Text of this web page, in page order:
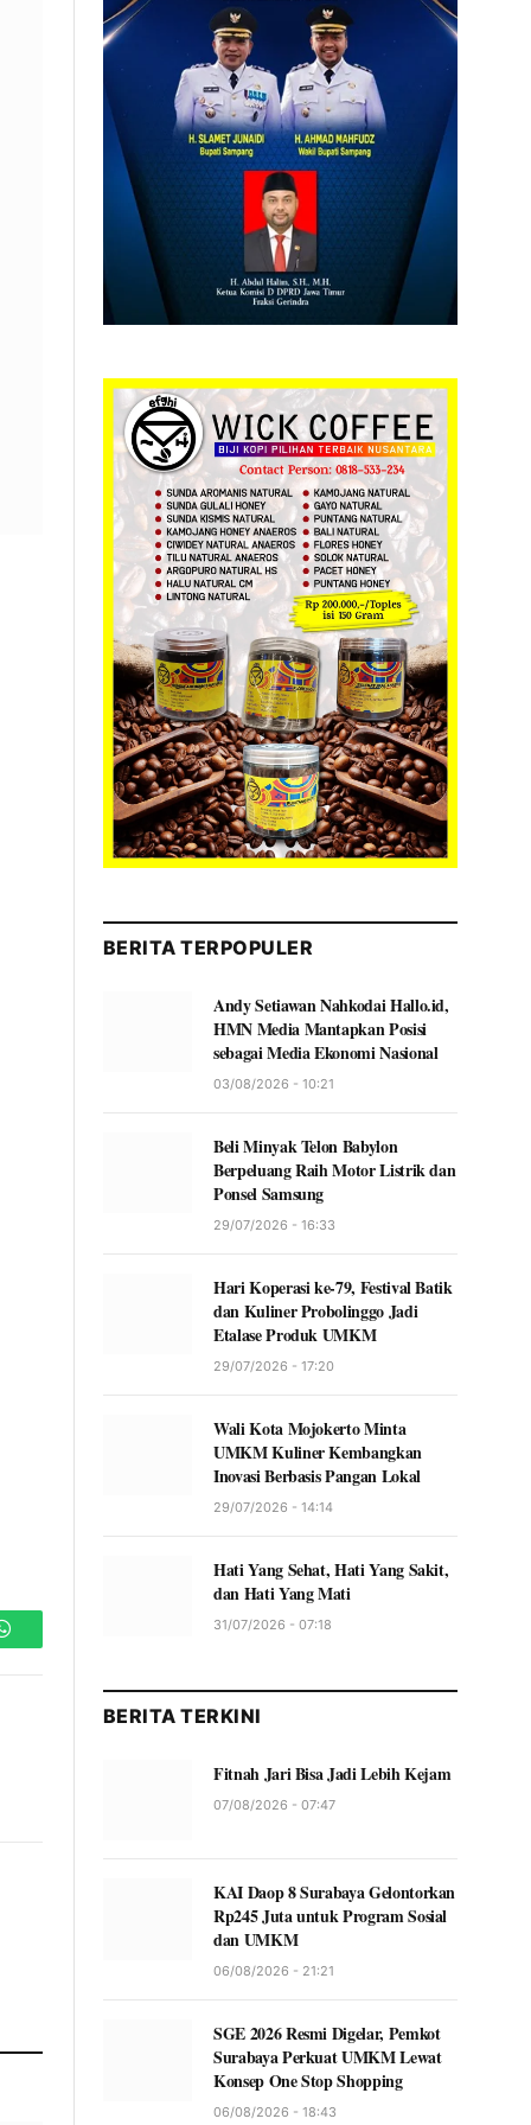
WhatsApp
BERITA TERPOPULER
Andy Setiawan Nahkodai Hallo.id,
HMN Media Mantapkan Posisi
sebagai Media Ekonomi Nasional
03/08/2026 - 10:21
Beli Minyak Telon Babylon
Berpeluang Raih Motor Listrik dan
Ponsel Samsung
29/07/2026 - 16:33
Hari Koperasi ke-79, Festival Batik
dan Kuliner Probolinggo Jadi
Etalase Produk UMKM
29/07/2026 - 17:20
Wali Kota Mojokerto Minta
UMKM Kuliner Kembangkan
Inovasi Berbasis Pangan Lokal
29/07/2026 - 14:14
Hati Yang Sehat, Hati Yang Sakit,
dan Hati Yang Mati
31/07/2026 - 07:18
BERITA TERKINI
Fitnah Jari Bisa Jadi Lebih Kejam
07/08/2026 - 07:47
KAI Daop 8 Surabaya Gelontorkan
Rp245 Juta untuk Program Sosial
dan UMKM
06/08/2026 - 21:21
SGE 2026 Resmi Digelar, Pemkot
Surabaya Perkuat UMKM Lewat
Konsep One Stop Shopping
06/08/2026 - 18:43